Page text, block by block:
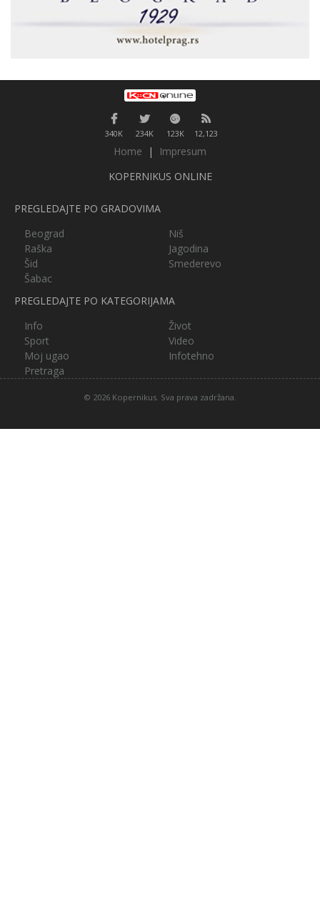
340K 234K 123K 12,123
Home |
Impresum
KOPERNIKUS ONLINE
PREGLEDAJTE PO GRADOVIMA
Beograd
Niš
Raška
Jagodina
Šid
Smederevo
Šabac
PREGLEDAJTE PO KATEGORIJAMA
Info
Život
Sport
Video
Moj ugao
Infotehno
Pretraga
© 2026 Kopernikus. Sva prava zadržana.